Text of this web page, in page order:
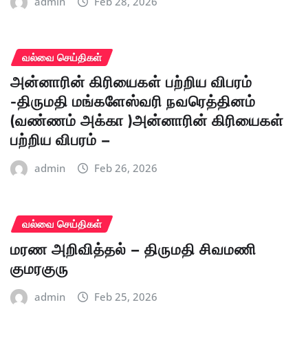
வல்வை செய்திகள்
அன்னாரின் கிரியைகள் பற்றிய விபரம்
-திருமதி மங்களேஸ்வரி நவரெத்தினம்
(வண்ணம் அக்கா )அன்னாரின் கிரியைகள்
பற்றிய விபரம் –
admin Feb 26, 2026
வல்வை செய்திகள்
மரண அறிவித்தல் – திருமதி சிவமணி
குமரகுரு
admin Feb 25, 2026